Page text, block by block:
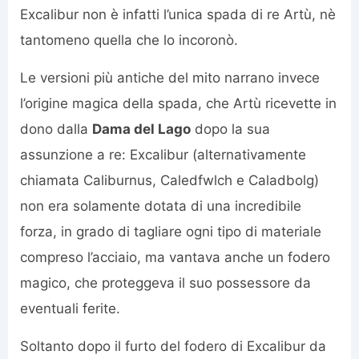
Excalibur non è infatti l’unica spada di re Artù, nè
tantomeno quella che lo incoronò.
Le versioni più antiche del mito narrano invece
l’origine magica della spada, che Artù ricevette in
dono dalla Dama del Lago dopo la sua
assunzione a re: Excalibur (alternativamente
chiamata Caliburnus, Caledfwlch e Caladbolg)
non era solamente dotata di una incredibile
forza, in grado di tagliare ogni tipo di materiale
compreso l’acciaio, ma vantava anche un fodero
magico, che proteggeva il suo possessore da
eventuali ferite.
Soltanto dopo il furto del fodero di Excalibur da